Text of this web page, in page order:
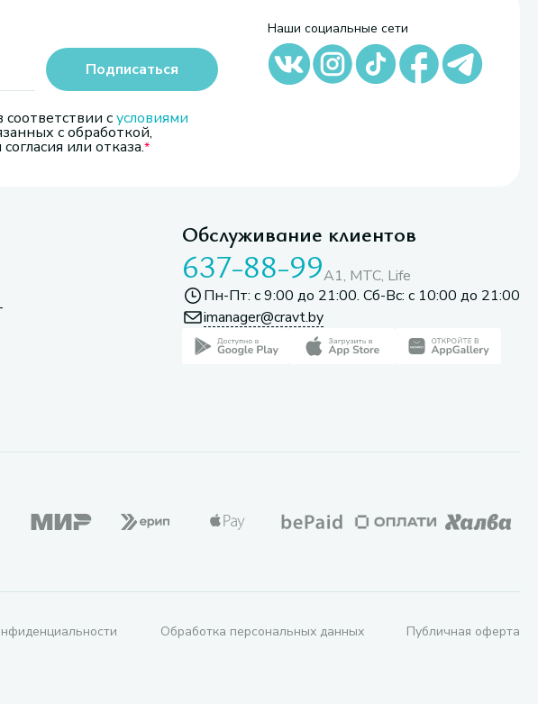
соответствии сусловиями
с обработкой,
или отказа.
Подписаться
Наши социальные сети
Обслуживание клиентов
637-88-99A1, МТС, Life
Пн-Пт: с 9:00 до 21:00. Сб-Вс: с 10:00 до 21:00
imanager@cravt.by
Обработка персональных данных Публичная оферта